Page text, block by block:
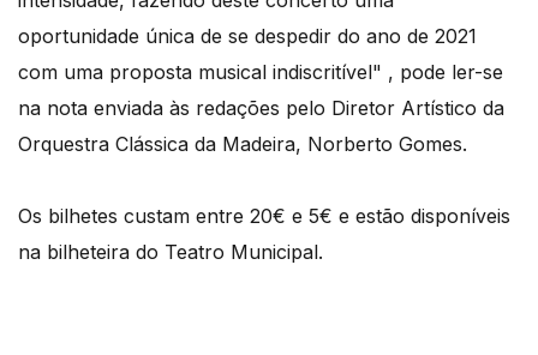
oportunidade única de se despedir do ano de 2021
com uma proposta musical indiscritível" , pode ler-se
na nota enviada às redações pelo Diretor Artístico da
Orquestra Clássica da Madeira, Norberto Gomes.
Os bilhetes custam entre 20€ e 5€ e estão disponíveis
na bilheteira do Teatro Municipal.